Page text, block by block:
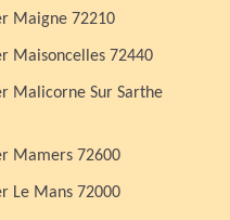
Maigne 72210
Maisoncelles 72440
Malicorne Sur Sarthe
Mamers 72600
Le Mans 72000